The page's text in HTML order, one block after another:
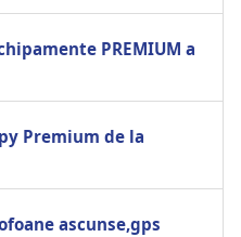
PREMIUM a
Premium de la
ascunse,gps